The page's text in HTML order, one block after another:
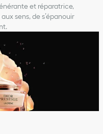
et réparatrice,
sens, de s’épanouir